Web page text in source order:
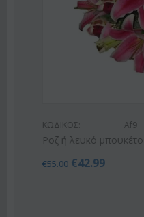
ΚΩΔΙΚΟΣ: Af9
Ροζ ή λευκό μπουκέτο
55.00 €42.99